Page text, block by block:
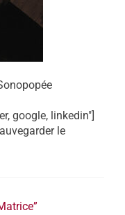
google, linkedin"]
le